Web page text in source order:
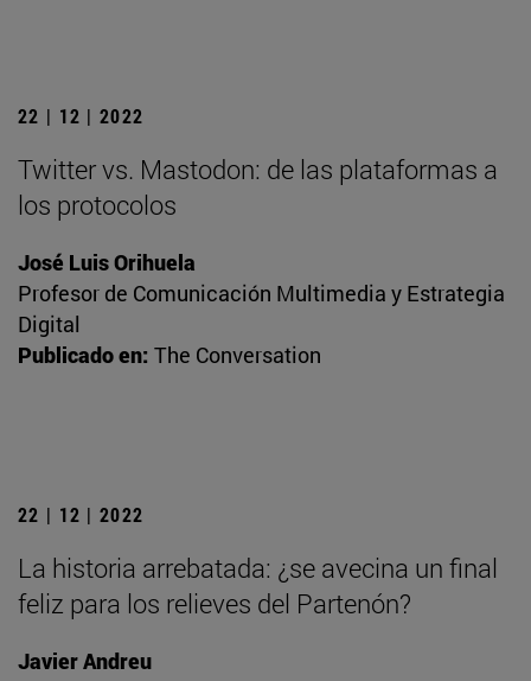
22 | 12 | 2022
Twitter vs. Mastodon: de las plataformas a
los protocolos
José Luis Orihuela
Profesor de Comunicación Multimedia y Estrategia
Digital
Publicado en: The Conversation
22 | 12 | 2022
La historia arrebatada: ¿se avecina un final
feliz para los relieves del Partenón?
Javier Andreu